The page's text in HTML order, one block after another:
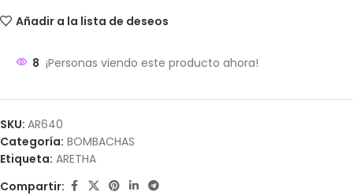
Añadir a la lista de deseos
8 ¡Personas viendo este producto ahora!
SKU: AR640
Categoría: BOMBACHAS
Etiqueta: ARETHA
Compartir: